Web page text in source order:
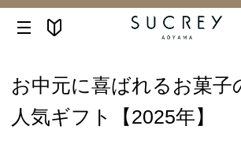
お中元に喜ばれるお菓子
人気ギフト【2025年】